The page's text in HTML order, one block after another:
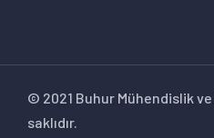
© 2021 Buhur Mühendislik
saklıdır.